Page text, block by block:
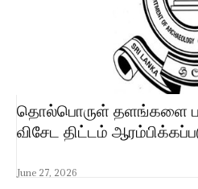
தொல்பொருள் தளங்களை
விசேட திட்டம்
June 27, 2026